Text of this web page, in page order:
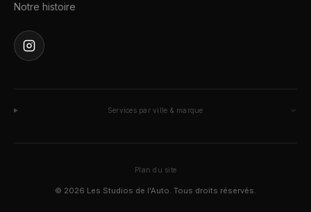
Notre histoire
Services par ville & marque
Plan du site
© 2026 Les Studios de l'Auto. Tous droits réservés.